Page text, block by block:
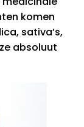
komen
sativa’s,
absoluut